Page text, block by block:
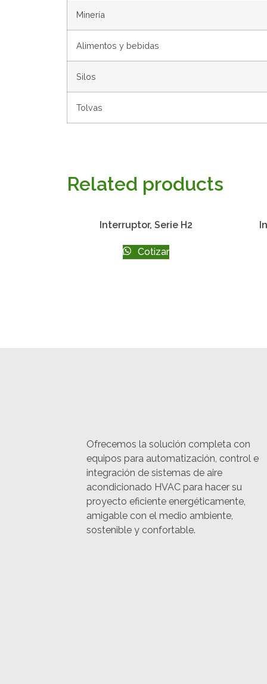
Minería
Alimentos y bebidas
Silos
Tolvas
Related products
Interruptor, Serie H2
Cotizar
Ofrecemos la solución completa con
equipos para automatización, control e
integración de sistemas de aire
acondicionado HVAC para hacer su
proyecto eficiente energéticamente,
amigable con el medio ambiente,
sostenible y confortable.